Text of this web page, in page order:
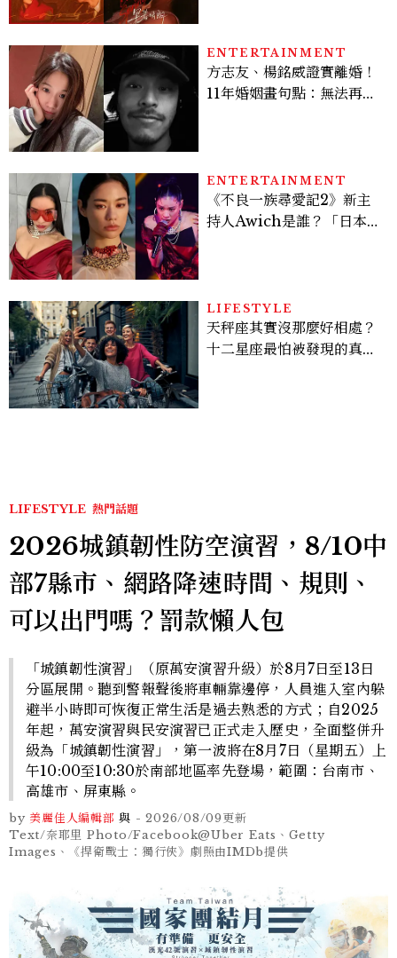
ENTERTAINMENT
方志友、楊銘威證實離婚！
11年婚姻畫句點：無法再做
ENTERTAINMENT
《不良一族尋愛記2》新主
持人Awich是誰？「日本嘻
LIFESTYLE
天秤座其實沒那麼好相處？
十二星座最怕被發現的真實
LIFESTYLE 熱門話題
2026城鎮韌性防空演習，8/10中
部7縣市、網路降速時間、規則、
可以出門嗎？罰款懶人包
「城鎮韌性演習」（原萬安演習升級）於8月7日至13日
分區展開。聽到警報聲後將車輛靠邊停，人員進入室內躲
避半小時即可恢復正常生活是過去熟悉的方式；自2025
年起，萬安演習與民安演習已正式走入歷史，全面整併升
級為「城鎮韌性演習」，第一波將在8月7日（星期五）上
午10:00至10:30於南部地區率先登場，範圍：台南市、
高雄市、屏東縣。
by 美麗佳人編輯部 與 -2026/08/09更新
Text/奈耶里 Photo/Facebook@Uber Eats、Getty
Images、《捍衛戰士：獨行俠》劇照由IMDb提供